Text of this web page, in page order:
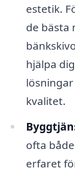
estetik.
de bästa
hjälpa
kvalitet.
ofta
erfaret